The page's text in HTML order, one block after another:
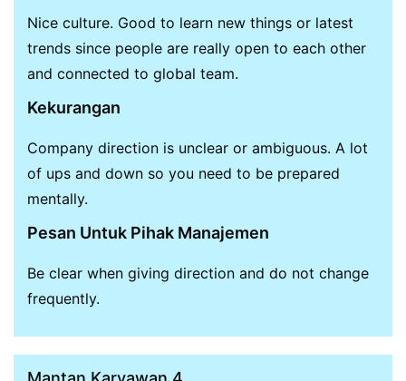
Nice culture. Good to learn new things or latest
trends since people are really open to each other
and connected to global team.
Kekurangan
Company direction is unclear or ambiguous. A lot
of ups and down so you need to be prepared
mentally.
Pesan Untuk Pihak Manajemen
Be clear when giving direction and do not change
frequently.